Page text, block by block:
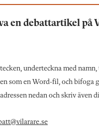
en debattartikel på
underteckna med
som en Word-fil, och
nedan och skriv